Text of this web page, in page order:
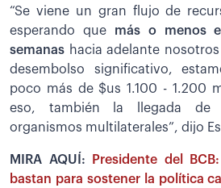
“Se viene un gran flujo de
esperando que más o menos
semanas hacia adelante
desembolso significativo,
poco más de $us 1.100 - 1.200
eso, también la llegada de
organismos multilaterales”, dijo
MIRA AQUÍ:
Presidente del
bastan para sostener la política